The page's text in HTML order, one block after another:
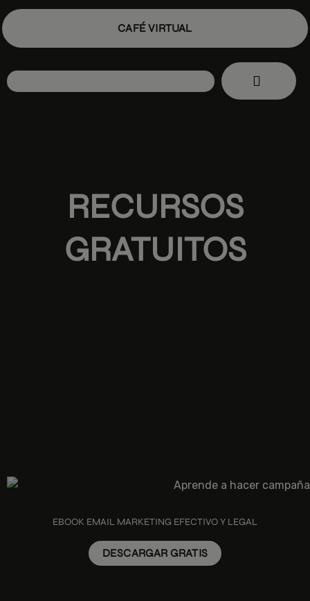
CAFÉ VIRTUAL
RECURSOS
GRATUITOS
EBOOK EMAIL MARKETING EFECTIVO Y LEGAL
DESCARGAR GRATIS